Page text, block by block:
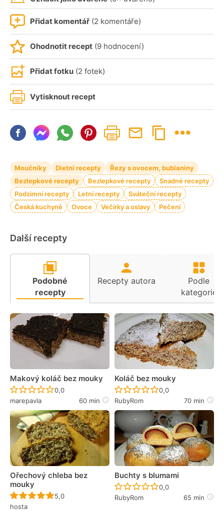
Přidat komentář (2 komentáře)
Ohodnotit recept (9 hodnocení)
Přidat fotku (2 fotek)
Vytisknout recept
Moučníky Dietní recepty
Řezy s ovocem, bublaniny
Bezlepkové recepty
Bezlepkové recepty
Snadné recepty
Podzimní recepty
Letní recepty
Sváteční recepty
Česká kuchyně
Ovoce Večírky a oslavy Pečení
Další recepty
Podobné
recepty
Recepty autora
Podle
kategorie
Makový koláč bez mouky
Recept ještě nebyl hodnocen
0,0
marepavla
60 min
Koláč bez mouky
Recept ještě nebyl
0,0
RubyRom
70 min
Ořechový chleba bez
mouky
Recept ještě nebyl hodnocen
5,0
hosta
Buchty s blumami
Recept ještě nebyl
0,0
RubyRom
65 min